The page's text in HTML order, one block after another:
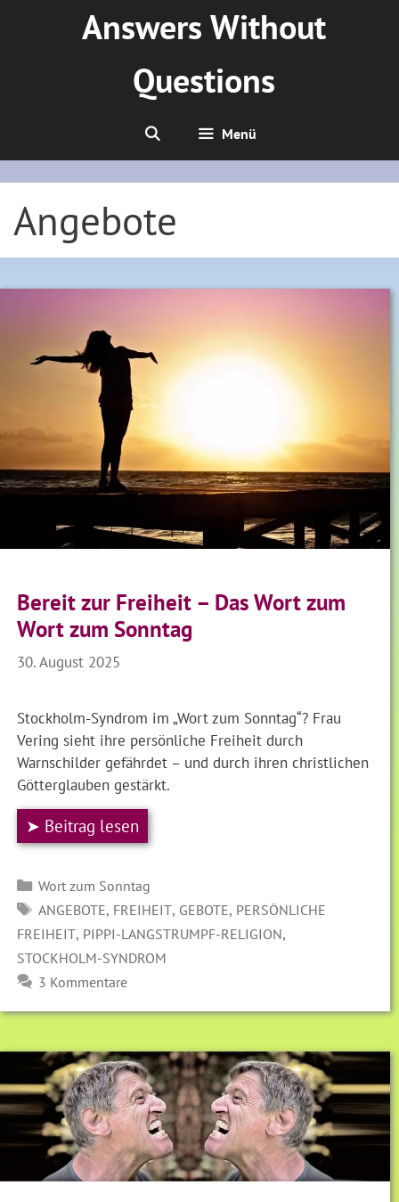
Answers Without
Questions
Menü
Angebote
Bereit zur Freiheit – Das Wort zum
Wort zum Sonntag
30. August 2025
Stockholm-Syndrom im „Wort zum Sonntag“? Frau
Vering sieht ihre persönliche Freiheit durch
Warnschilder gefährdet – und durch ihren christlichen
Götterglauben gestärkt.
➤ Beitrag lesen
Kategorien
Wort zum Sonntag
SCHLAGWÖRTER
ANGEBOTE, FREIHEIT, GEBOTE, PERSÖNLICHE
FREIHEIT, PIPPI-LANGSTRUMPF-RELIGION,
STOCKHOLM-SYNDROM
3 Kommentare